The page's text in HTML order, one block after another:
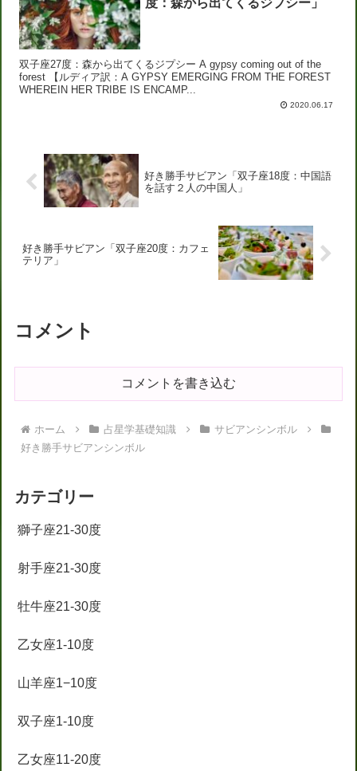
度：森から出てくるジプシー」
双子座27度：森から出てくるジプシー A gypsy coming out of the
forest 【ルディア訳：A GYPSY EMERGING FROM THE FOREST
WHEREIN HER TRIBE IS ENCAMP...
2020.06.17
好き勝手サビアン「双子座18度：中国語
を話す２人の中国人」
好き勝手サビアン「双子座20度：カフェ
テリア」
コメント
コメントを書き込む
ホーム 占星学基礎知識
サビアンシンボル
好き勝手サビアンシンボル
カテゴリー
獅子座21-30度
射手座21-30度
牡牛座21-30度
乙女座1-10度
山羊座1−10度
双子座1-10度
乙女座11-20度